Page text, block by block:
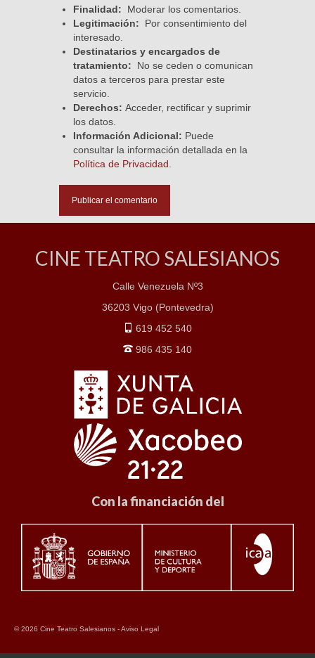
Finalidad: Moderar los comentarios.
Legitimación: Por consentimiento del
interesado.
Destinatarios y encargados de
tratamiento: No se ceden o comunican
datos a terceros para prestar este
servicio.
Derechos: Acceder, rectificar y suprimir
los datos.
Información Adicional: Puede
consultar la información detallada en la
Política de Privacidad
CINE TEATRO SALESIANOS
Calle Venezuela Nº3
36203 Vigo (Pontevedra)
619 452 540
986 435 140
Con la financiación del
© 2026 Cine Teatro Salesianos -Aviso Legal